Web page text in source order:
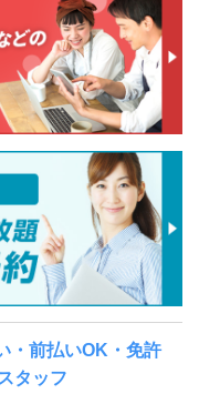
・前払いOK・免許
タッフ